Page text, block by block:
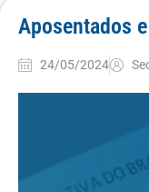
Aposentados
24/05/2024